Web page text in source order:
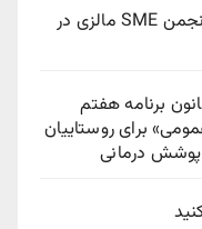
محمدرضا باقری مدیر روابط عمومی انجمن SME مالزی در
برنامه هفتم
برای روستاییان
پوشش درمانی